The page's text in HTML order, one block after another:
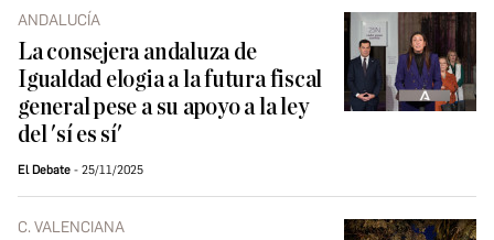
ANDALUCÍA
La consejera andaluza de
Igualdad elogia a la futura fiscal
general pese a su apoyo a la ley
del 'sí es sí'
El Debate 25/11/2025
C. VALENCIANA